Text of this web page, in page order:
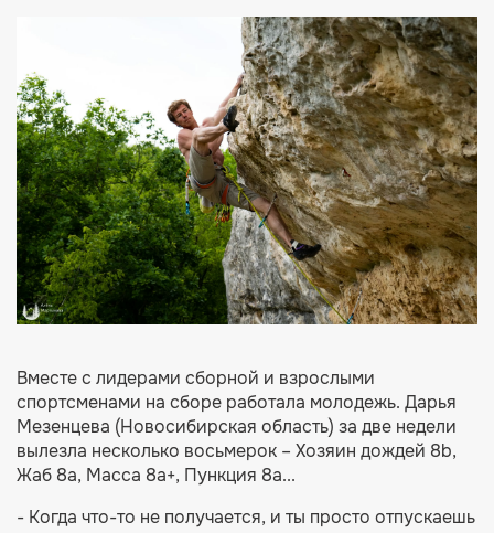
Вместе с лидерами сборной и взрослыми
спортсменами на сборе работала молодежь. Дарья
Мезенцева (Новосибирская область) за две недели
вылезла несколько восьмерок – Хозяин дождей 8b,
Жаб 8а, Масса 8а+, Пункция 8а...
- Когда что-то не получается, и ты просто отпускаешь